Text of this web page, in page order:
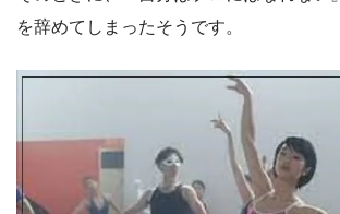
を辞めてしまったそうです。